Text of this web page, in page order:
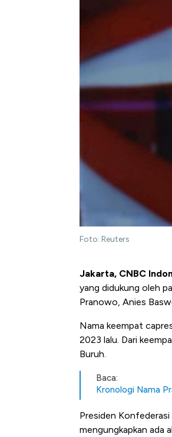
Foto: Reuters
Jakarta, CNBC
yang didukung oleh
Pranowo, Anies
Nama keempat
2023 lalu. Dari
Buruh.
Baca:
Kronologi Nama
Presiden Konfederasi
mengungkapkan ada